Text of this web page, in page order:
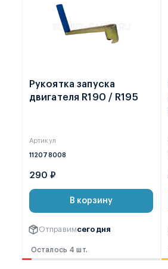
Рукоятка запуска
двигателя R190 / R195
Артикул
112078008
290 ₽
В корзину
Отправимсегодня
Осталось 4 шт.